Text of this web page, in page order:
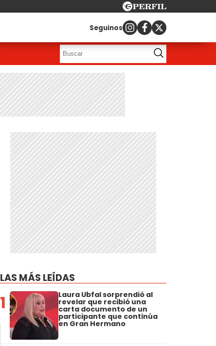
Seguinos
LAS MÁS LEÍDAS
1 Laura Ubfal sorprendió al
revelar que recibió una
carta documento de un
participante que continúa
en Gran Hermano